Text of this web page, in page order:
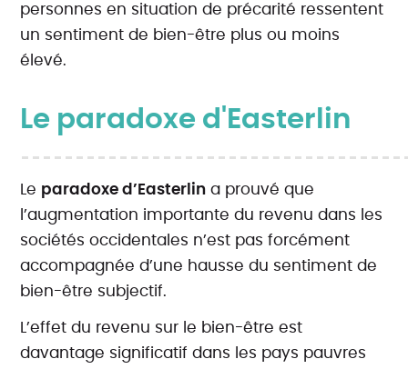
personnes en situation de précarité ressentent
un sentiment de bien-être plus ou moins
élevé.
Le paradoxe d'Easterlin
Le paradoxe d’Easterlin a prouvé que
l’augmentation importante du revenu dans les
sociétés occidentales n’est pas forcément
accompagnée d’une hausse du sentiment de
bien-être subjectif.
L’effet du revenu sur le bien-être est
davantage significatif dans les pays pauvres